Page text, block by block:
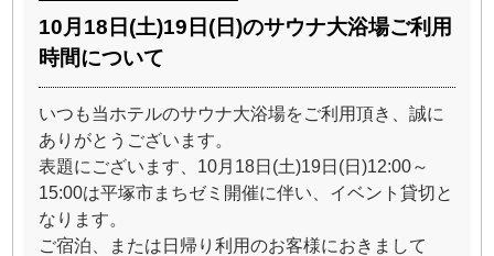
10月18日(土)19日(日)のサウナ大浴場ご利用
時間について
いつも当ホテルのサウナ大浴場をご利用頂き、誠に
ありがとうございます。
表題にございます、10月18日(土)19日(日)12:00～
15:00は平塚市まちゼミ開催に伴い、イベント貸切と
なります。
ご宿泊、または日帰り利用のお客様におきまして